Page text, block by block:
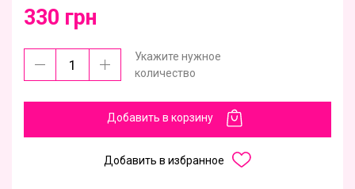
330 грн
Укажите нужное
количество
Добавить в корзину
Добавить в избранное